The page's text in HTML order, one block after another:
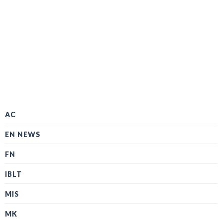
AC
EN NEWS
FN
IBLT
MIS
MK